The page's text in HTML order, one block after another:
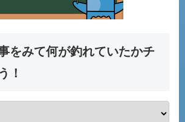
をみて何が釣れていたかチ
！